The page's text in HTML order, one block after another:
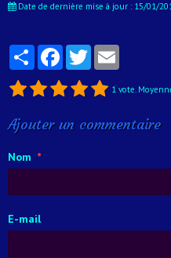
Date de dernière mise à jour : 15/01/
PartagerFacebookTwitter
1 vote.
Ajouter un commentaire
Nom
E-mail